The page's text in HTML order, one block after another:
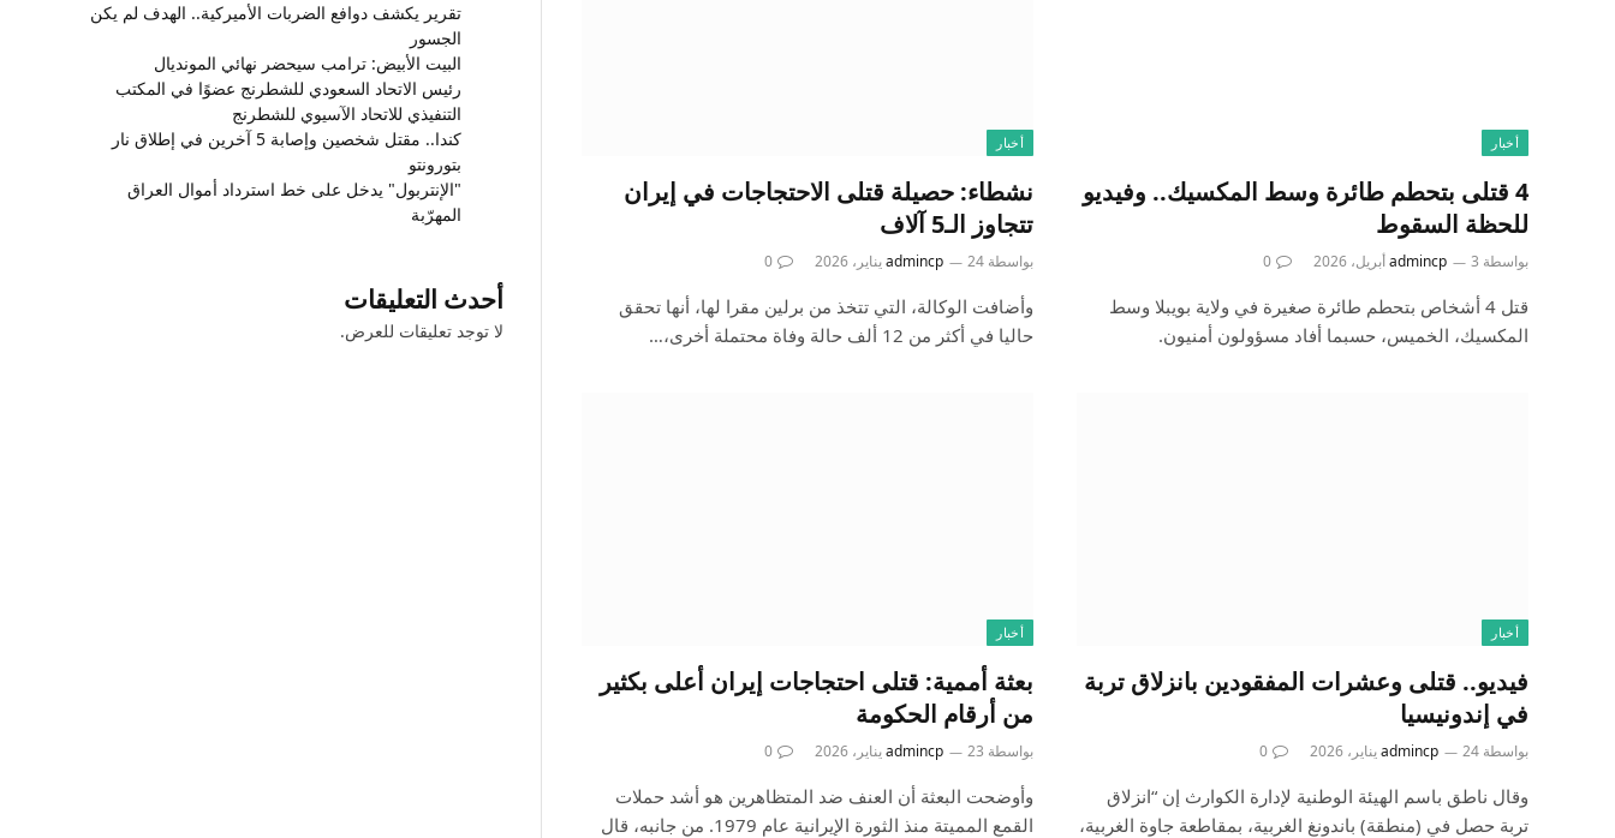
أخبار
4 قتلى بتحطم طائرة وسط المكسيك.. وفيديو
للحظة السقوط
بواسطة admincp 3 أبريل، 2026 0
قتل 4 أشخاص بتحطم طائرة صغيرة في ولاية بويبلا وسط
المكسيك، الخميس، حسبما أفاد مسؤولون أمنيون.
أخبار
نشطاء: حصيلة قتلى الاحتجاجات في إيران
تتجاوز الـ5 آلاف
بواسطة admincp 24 يناير، 2026 0
وأضافت الوكالة، التي تتخذ من برلين مقرا لها، أنها تحقق
حاليا في أكثر من 12 ألف حالة وفاة محتملة أخرى،…
أخبار
فيديو.. قتلى وعشرات المفقودين بانزلاق تربة
في إندونيسيا
بواسطة admincp 24 يناير، 2026 0
وقال ناطق باسم الهيئة الوطنية لإدارة الكوارث إن “انزلاق
تربة حصل في (منطقة) باندونغ الغربية، بمقاطعة جاوة الغربية،
أخبار
بعثة أممية: قتلى احتجاجات إيران أعلى بكثير
من أرقام الحكومة
بواسطة admincp 23 يناير، 2026 0
وأوضحت البعثة أن العنف ضد المتظاهرين هو أشد حملات
القمع المميتة منذ الثورة الإيرانية عام 1979. من جانبه، قال ​
تقرير يكشف دوافع الضربات الأميركية.. الهدف لم يكن
الجسور
البيت الأبيض: ترامب سيحضر نهائي المونديال
رئيس الاتحاد السعودي للشطرنج عضوًا في المكتب
التنفيذي للاتحاد الآسيوي للشطرنج
كندا.. مقتل شخصين وإصابة 5 آخرين في إطلاق نار
بتورونتو
"الإنتربول" يدخل على خط استرداد أموال العراق
المهرّبة
أحدث التعليقات
لا توجد تعليقات للعرض.